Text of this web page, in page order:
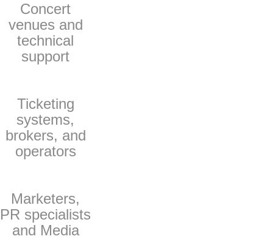
Concert
venues and
technical
support
Ticketing
systems,
brokers, and
operators
Marketers,
PR specialists
and Media